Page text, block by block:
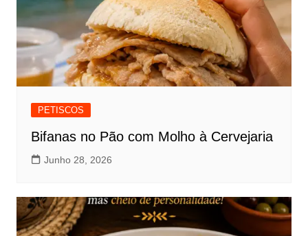
PETISCOS
Bifanas no Pão com Molho à Cervejaria
Junho 28, 2026